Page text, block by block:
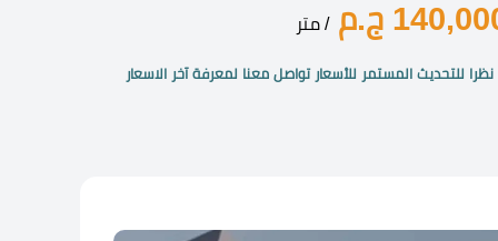
ج.م / متر
نظرا للتحديث المستمر للأسعار تواصل معنا لمعرفة آخر الاسعار